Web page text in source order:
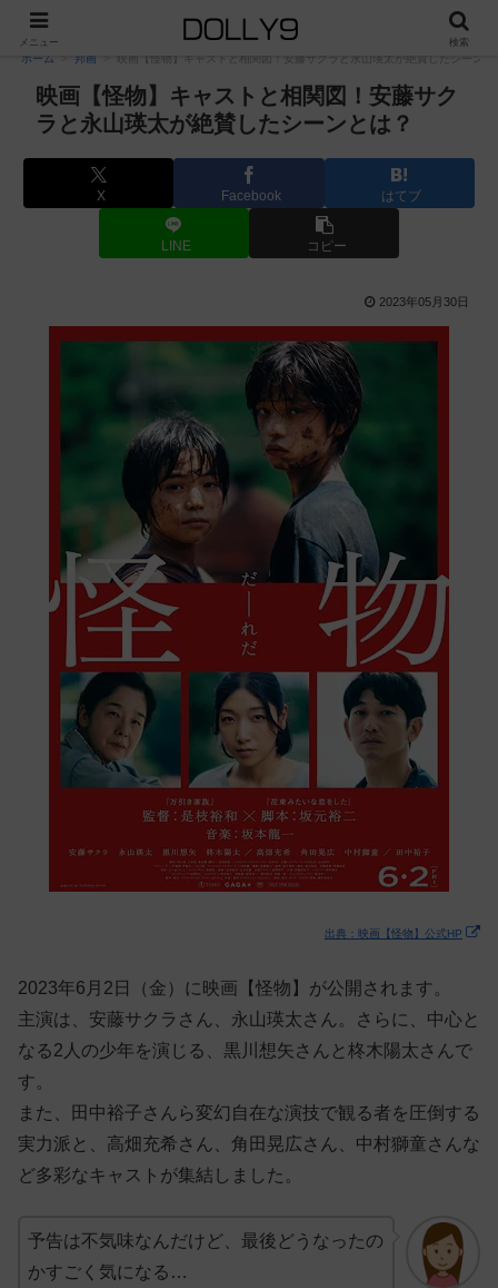
PR
ホーム 邦画 映画【怪物】キャストと相関図！安藤サクラと永山瑛太が絶賛したシーンと
映画【怪物】キャストと相関図！安藤サク
ラと永山瑛太が絶賛したシーンとは？
X Facebook はてブ
LINE コピー
2023年05月30日
出典：映画【怪物】公式HP
2023年6月2日（金）に映画【怪物】が公開されます。
主演は、安藤サクラさん、永山瑛太さん。さらに、中心と
なる2人の少年を演じる、黒川想矢さんと柊木陽太さんで
す。
また、田中裕子さんら変幻自在な演技で観る者を圧倒する
実力派と、高畑充希さん、角田晃広さん、中村獅童さんな
ど多彩なキャストが集結しました。
予告は不気味なんだけど、最後どうなったの
かすごく気になる…
メニュー 検索